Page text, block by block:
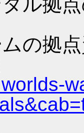
ル拠
の拠